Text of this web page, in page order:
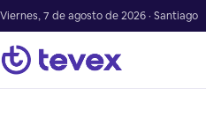
Viernes, 7 de agosto de 2026 · Santiago